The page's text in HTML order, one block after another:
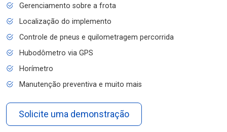
Gerenciamento sobre a frota
Localização do implemento
Controle de pneus e quilometragem percorrida
Hubodômetro via GPS
Horímetro
Manutenção preventiva e muito mais
Solicite uma demonstração